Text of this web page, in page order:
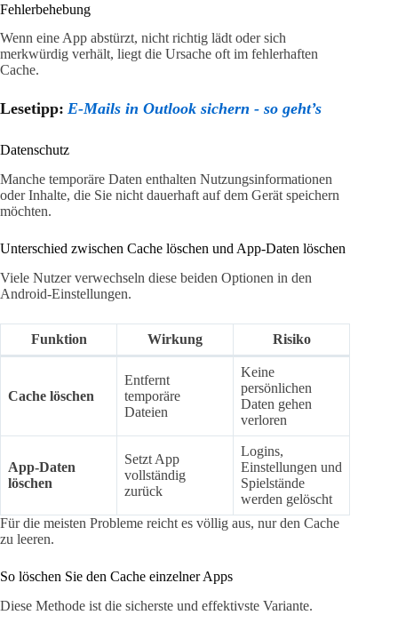
Fehlerbehebung
Wenn eine App abstürzt, nicht richtig lädt oder sich
merkwürdig verhält, liegt die Ursache oft im fehlerhaften
Cache.
Lesetipp: E-Mails in Outlook sichern - so geht’s
Datenschutz
Manche temporäre Daten enthalten Nutzungsinformationen
oder Inhalte, die Sie nicht dauerhaft auf dem Gerät speichern
möchten.
Unterschied zwischen Cache löschen und App-Daten löschen
Viele Nutzer verwechseln diese beiden Optionen in den
Android-Einstellungen.
Funktion Wirkung Risiko
Cache löschen
Entfernt
temporäre
Dateien
Keine
persönlichen
Daten gehen
verloren
App-Daten
löschen
Setzt App
vollständig
zurück
Logins,
Einstellungen und
Spielstände
werden gelöscht
Für die meisten Probleme reicht es völlig aus, nur den Cache
zu leeren.
So löschen Sie den Cache einzelner Apps
Diese Methode ist die sicherste und effektivste Variante.